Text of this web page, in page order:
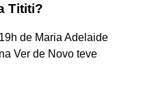
Tititi?
de Maria Adelaide
Ver de Novo teve